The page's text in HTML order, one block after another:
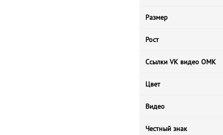
Размер
Рост
Ссылки VK видео ОМК
Цвет
Видео
Честный знак